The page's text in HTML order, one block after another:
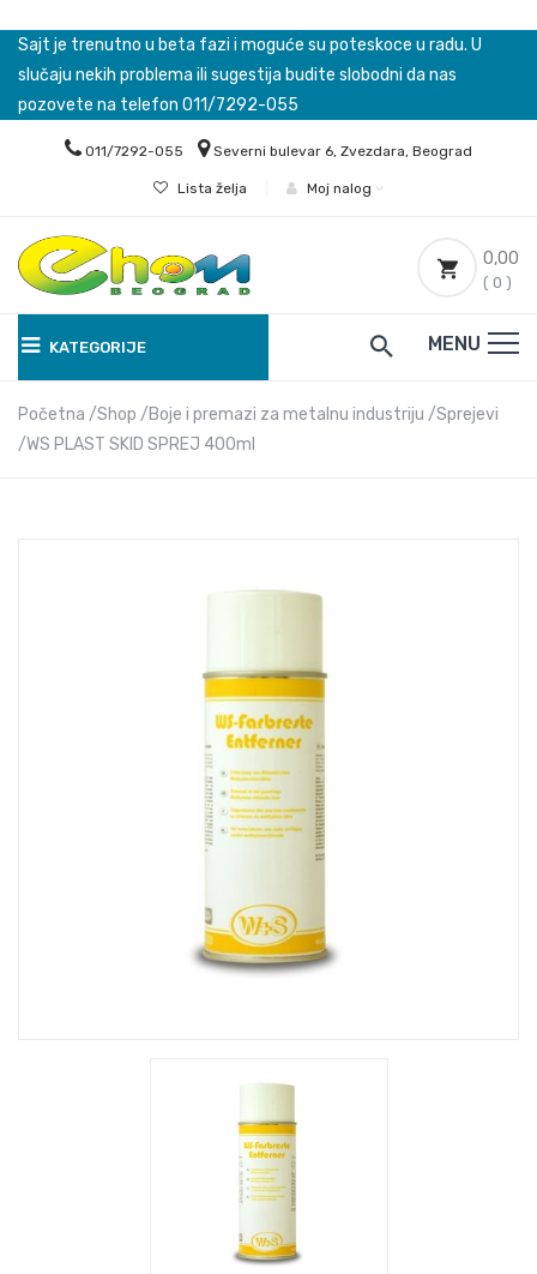
Sajt je trenutno u beta fazi i moguće su poteskoce u radu. U
slučaju nekih problema ili sugestija budite slobodni da nas
pozovete na telefon 011/7292-055
011/7292-055 Severni bulevar 6, Zvezdara, Beograd
Lista želja Moj nalog
0,00
( 0 )
KATEGORIJE MENU
Početna Shop Boje i premazi za metalnu industriju
Sprejevi
WS PLAST SKID SPREJ 400ml